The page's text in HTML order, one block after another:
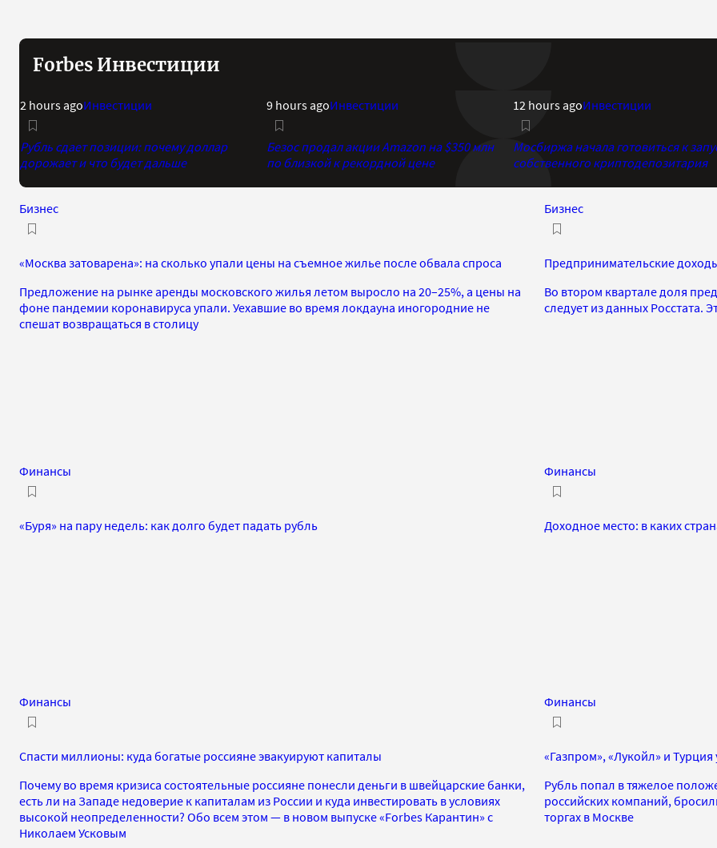
Forbes Инвестиции
2 hours agoИнвестиции
Рубль сдает позиции: почему доллар
дорожает и что будет дальше
9 hours agoИнвестиции
Безос продал акции Amazon на $350 млн
по близкой к рекордной цене
12 hours agoИнвестиции
Мосбиржа начала готовиться к
собственного криптодепозитария
Бизнес
«Москва затоварена»: на сколько упали цены на съемное жилье после обвала спроса
Предложение на рынке аренды московского жилья летом выросло на 20–25%, а цены на
фоне пандемии коронавируса упали. Уехавшие во время локдауна иногородние не
спешат возвращаться в столицу
Бизнес
Предпринимательские
Во втором квартале доля
следует из данных Росстата.
Финансы
«Буря» на пару недель: как долго будет падать рубль
Финансы
Доходное место: в каких
Финансы
Спасти миллионы: куда богатые россияне эвакуируют капиталы
Почему во время кризиса состоятельные россияне понесли деньги в швейцарские банки,
есть ли на Западе недоверие к капиталам из России и куда инвестировать в условиях
высокой неопределенности? Обо всем этом — в новом выпуске «Forbes Карантин» с
Николаем Усковым
Финансы
«Газпром», «Лукойл» и
Рубль попал в тяжелое
российских компаний,
торгах в Москве